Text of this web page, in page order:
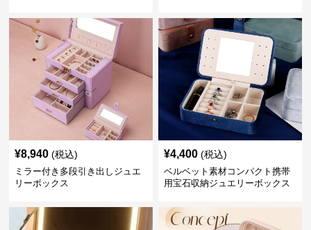
¥8,940 (税込)
ミラー付き多段引き出しジュエ
リーボックス
¥4,400 (税込)
ベルベット素材コンパクト携帯
用宝石収納ジュエリーボックス